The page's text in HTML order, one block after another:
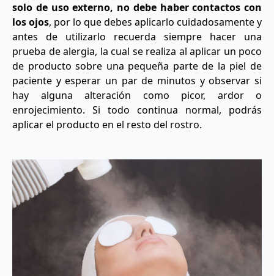
solo de uso externo, no debe haber contactos con
los ojos, por lo que debes aplicarlo cuidadosamente y
antes de utilizarlo recuerda siempre hacer una
prueba de alergia, la cual se realiza al aplicar un poco
de producto sobre una pequeña parte de la piel de
paciente y esperar un par de minutos y observar si
hay alguna alteración como picor, ardor o
enrojecimiento. Si todo continua normal, podrás
aplicar el producto en el resto del rostro.